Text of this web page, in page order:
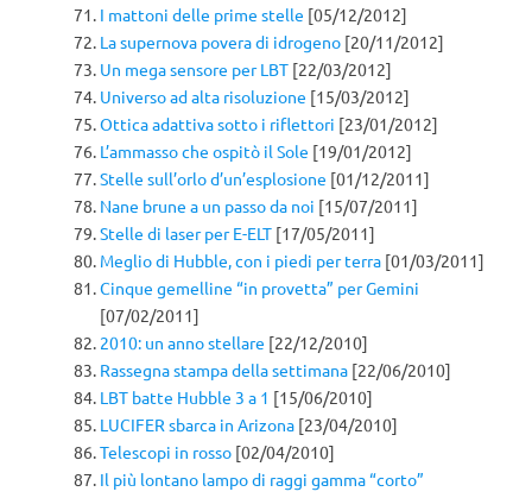
I mattoni delle prime stelle [05/12/2012]
La supernova povera di idrogeno [20/11/2012]
Un mega sensore per LBT [22/03/2012]
Universo ad alta risoluzione [15/03/2012]
Ottica adattiva sotto i riflettori [23/01/2012]
L’ammasso che ospitò il Sole [19/01/2012]
Stelle sull’orlo d’un’esplosione [01/12/2011]
Nane brune a un passo da noi [15/07/2011]
Stelle di laser per E-ELT [17/05/2011]
Meglio di Hubble, con i piedi per terra [01/03/2011]
Cinque gemelline “in provetta” per Gemini
[07/02/2011]
2010: un anno stellare [22/12/2010]
Rassegna stampa della settimana [22/06/2010]
LBT batte Hubble 3 a 1 [15/06/2010]
LUCIFER sbarca in Arizona [23/04/2010]
Telescopi in rosso [02/04/2010]
Il più lontano lampo di raggi gamma “corto”